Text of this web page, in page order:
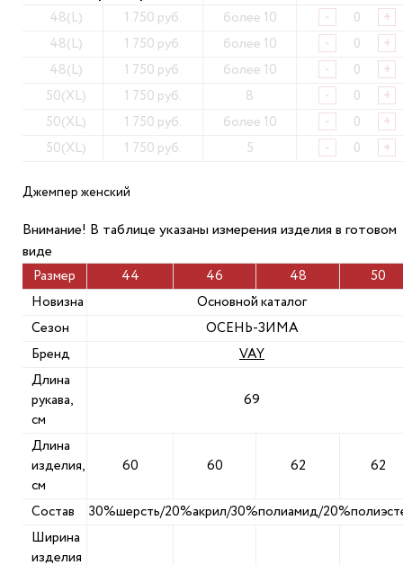
48(L) 1 750 руб. более 10 - +
48(L) 1 750 руб. более 10 - +
48(L) 1 750 руб. более 10 - +
50(XL) 1 750 руб. 8 - +
50(XL) 1 750 руб. более 10 - +
50(XL) 1 750 руб. 5 - +
Джемпер женский
Внимание! В таблице указаны измерения изделия в готовом
виде
Размер 44 46 48
50
Новизна
Основной каталог
Сезон
ОСЕНЬ-ЗИМА
Бренд
VAY
Длина
рукава,
см
69
Длина
изделия,
см
60 60 62 62
Состав
30%шерсть/20%акрил/30%полиамид/
Ширина
изделия